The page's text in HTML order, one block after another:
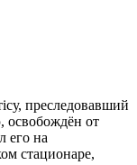
преследовавший
освобождён от
его на
стационаре,